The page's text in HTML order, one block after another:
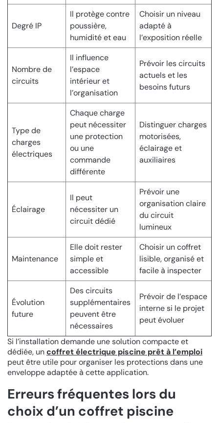
Degré IP
Il protège contre
poussière,
humidité et eau
Choisir un niveau
adapté à
l’exposition réelle
Nombre de
circuits
Il influence
l’espace
intérieur et
l’organisation
Prévoir les circuits
actuels et les
besoins futurs
Type de
charges
électriques
Chaque charge
peut nécessiter
une protection
ou une
commande
différente
Distinguer charges
motorisées,
éclairage et
auxiliaires
Éclairage
Il peut
nécessiter un
circuit dédié
Prévoir une
organisation claire
du circuit
lumineux
Maintenance
Elle doit rester
simple et
accessible
Choisir un coffret
lisible, organisé et
facile à inspecter
Évolution
future
Des circuits
supplémentaires
peuvent être
nécessaires
Prévoir de l’espace
interne si le projet
peut évoluer
Si l’installation demande une solution compacte et
dédiée, uncoffret électrique piscine prêt à l’emploi
peut être utile pour organiser les protections dans une
enveloppe adaptée à cette application.
Erreurs fréquentes lors du
choix d’un coffret piscine